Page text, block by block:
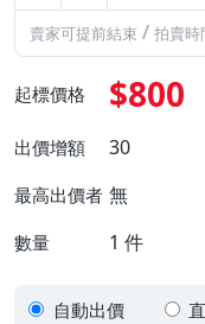
賣家可提前結束 / 拍賣時
起標價格 $800
出價增額 30
最高出價者 無
數量 1 件
自動出價